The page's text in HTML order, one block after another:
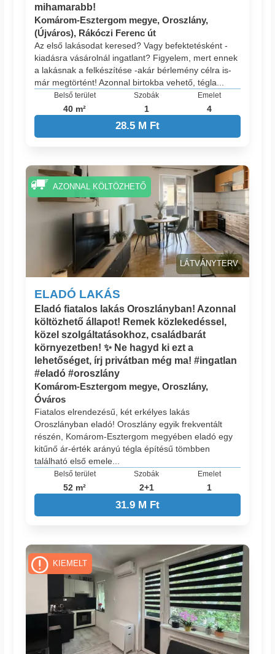
mihamarabb!
Komárom-Esztergom megye, Oroszlány,
(Újváros), Rákóczi Ferenc út
Az első lakásodat keresed? Vagy befektetésként -
kiadásra vásárolnál ingatlant? Figyelem, mert ennek
a lakásnak a felkészítése -akár bérlemény célra is-
már megtörtént! Azonnal birtokba vehető, tégla...
Belső terület
40 m²
Szobák
1
Emelet
4
28.5 M Ft
LÁTVÁNYTERV
ELADÓ LAKÁS
Eladó fiatalos lakás Oroszlányban! Azonnal
költözhető állapot! Remek közlekedéssel,
közel szolgáltatásokhoz, családbarát
környezetben! ✨ Ne hagyd ki ezt a
lehetőséget, írj privátban még ma! #ingatlan
#eladó #oroszlány
Komárom-Esztergom megye, Oroszlány,
Óváros
Fiatalos elrendezésű, két erkélyes lakás
Oroszlányban eladó! Oroszlány egyik frekventált
részén, Komárom-Esztergom megyében eladó egy
kitűnő ár-érték arányú tégla építésű tömbben
található első emele...
Belső terület
52 m²
Szobák
2+1
Emelet
1
31.9 M Ft
AZONNAL KÖLTÖZHETŐ
KIEMELT